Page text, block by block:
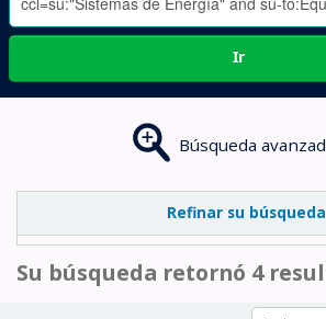
Ir
Búsqueda
Refinar su búsqueda
Su búsqueda retornó 4